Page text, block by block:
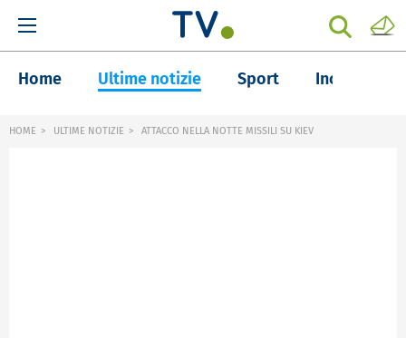
Home Ultime notizie Sport Inchieste
HOME ULTIME NOTIZIE ATTACCO NELLA NOTTE MISSILI SU KIEV